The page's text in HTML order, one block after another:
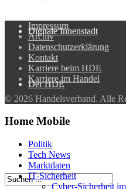
Digitale Innenstadt
Der HDE
Impressum
Archiv
Datenschutzerklärung
Kontakt
Karriere beim HDE
Karriere im Handel
© 2026 Handelsverband. Alle
Home Mobile
Politik
Tech News
Marktdaten
IT-Sicherheit
Cyber-Sicherheit